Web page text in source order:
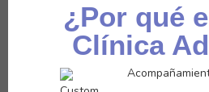
¿Por qué
Clínica